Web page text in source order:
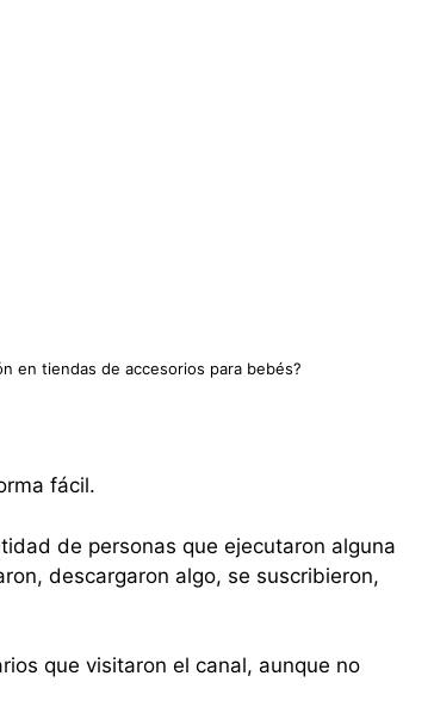
en tiendas de accesorios para bebés?
fácil.
de personas que ejecutaron alguna
descargaron algo, se suscribieron,
que visitaron el canal, aunque no